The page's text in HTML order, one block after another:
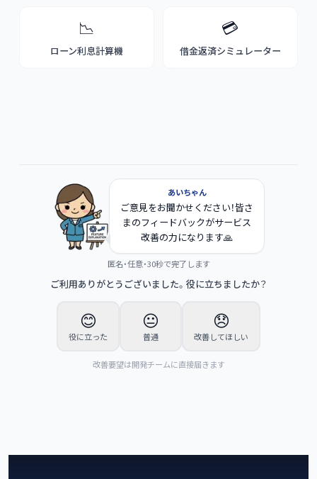
📉
ローン利息計算機
💳
借金返済シミュレーター
あいちゃん
ご意見をお聞かせください！皆さ
まのフィードバックがサービス
改善の力になります🙏
匿名・任意・30秒で完了します
ご利用ありがとうございました。役に立ちましたか？
😊
役に立った
😐
普通
😞
改善してほしい
改善要望は開発チームに直接届きます